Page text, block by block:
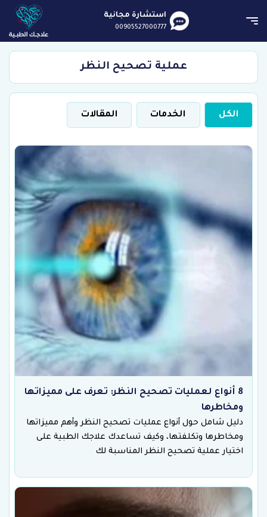
استشارة مجانية
00905527000777
عملية تصحيح النظر
الكل الخدمات المقالات
8 أنواع لعمليات تصحيح النظر: تعرف على مميزاتها
ومخاطرها
دليل شامل حول أنواع عمليات تصحيح النظر وأهم مميزاتها
ومخاطرها وتكلفتها، وكيف تساعدك علاجك الطبية على
اختيار عملية تصحيح النظر المناسبة لك